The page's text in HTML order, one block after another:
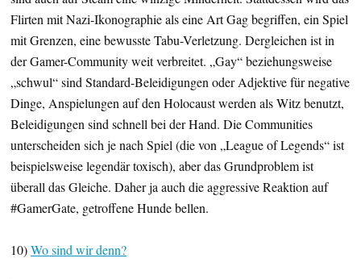
Flirten mit Nazi-Ikonographie als eine Art Gag begriffen, ein Spiel
mit Grenzen, eine bewusste Tabu-Verletzung. Dergleichen ist in
der Gamer-Community weit verbreitet. „Gay“ beziehungsweise
„schwul“ sind Standard-Beleidigungen oder Adjektive für negative
Dinge, Anspielungen auf den Holocaust werden als Witz benutzt,
Beleidigungen sind schnell bei der Hand. Die Communities
unterscheiden sich je nach Spiel (die von „League of Legends“ ist
beispielsweise legendär toxisch), aber das Grundproblem ist
überall das Gleiche. Daher ja auch die aggressive Reaktion auf
#GamerGate, getroffene Hunde bellen.
10)Wo sind wir denn?